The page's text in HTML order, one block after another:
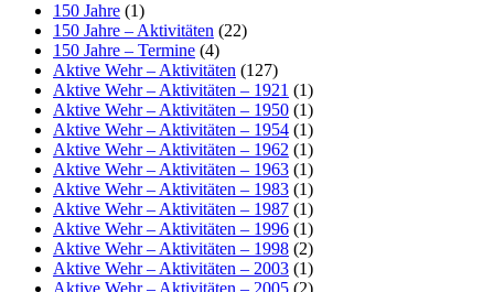
150 Jahre (1)
150 Jahre – Aktivitäten (22)
150 Jahre – Termine (4)
Aktive Wehr – Aktivitäten (127)
Aktive Wehr – Aktivitäten – 1921 (1)
Aktive Wehr – Aktivitäten – 1950 (1)
Aktive Wehr – Aktivitäten – 1954 (1)
Aktive Wehr – Aktivitäten – 1962 (1)
Aktive Wehr – Aktivitäten – 1963 (1)
Aktive Wehr – Aktivitäten – 1983 (1)
Aktive Wehr – Aktivitäten – 1987 (1)
Aktive Wehr – Aktivitäten – 1996 (1)
Aktive Wehr – Aktivitäten – 1998 (2)
Aktive Wehr – Aktivitäten – 2003 (1)